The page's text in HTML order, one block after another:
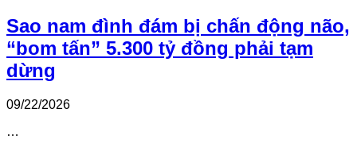
Sao nam đình đám bị chấn động não,
“bom tấn” 5.300 tỷ đồng phải tạm
dừng
09/22/2026
…